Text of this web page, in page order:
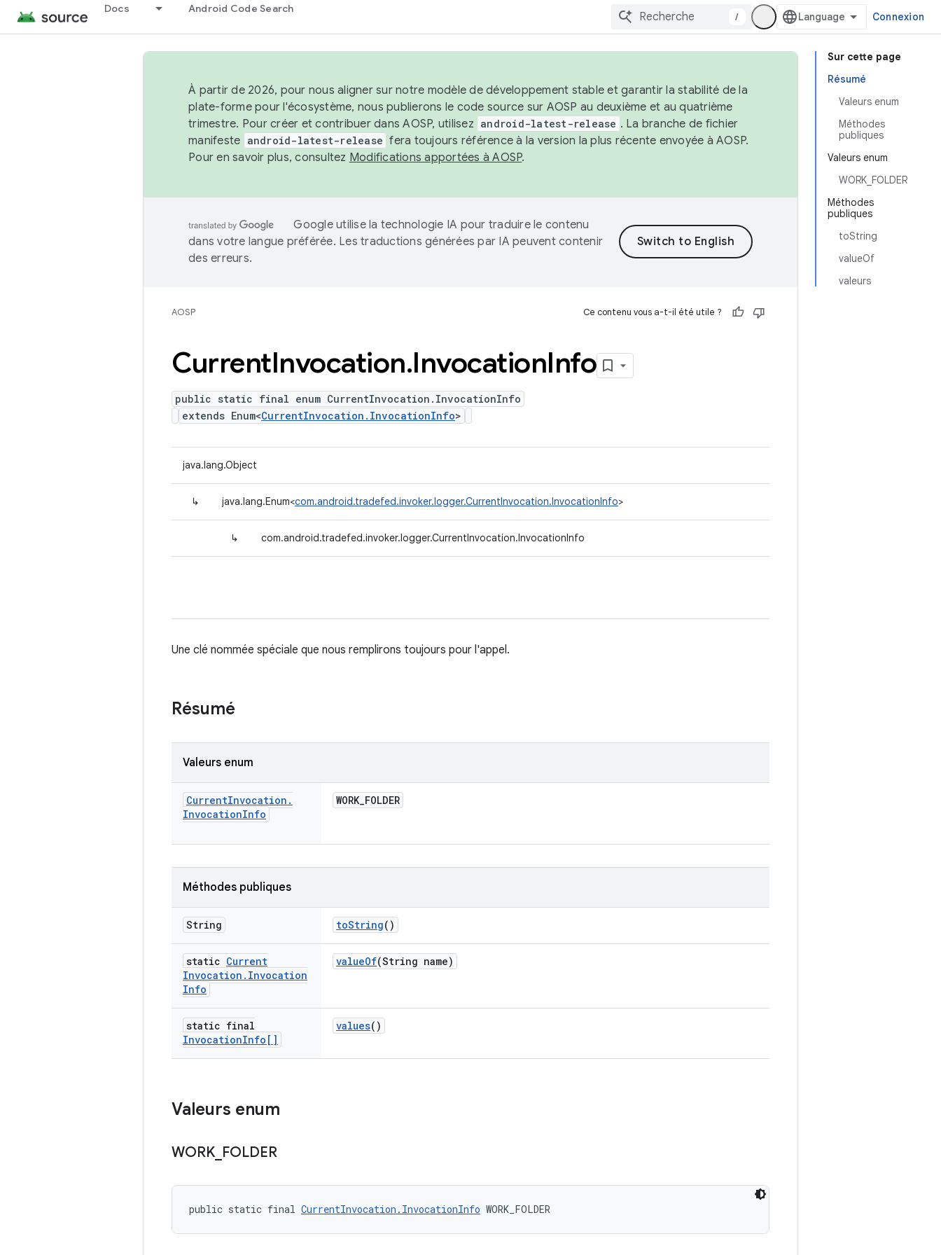
Docs Android Code Search
/ Connexion
Sur cette page
Résumé
Valeurs enum
Méthodes
publiques
Valeurs enum
WORK_FOLDER
Méthodes
publiques
toString
valueOf
valeurs
À partir de 2026, pour nous aligner sur notre modèle de développement stable et garantir la stabilité de la
plate-forme pour l'écosystème, nous publierons le code source sur AOSP au deuxième et au quatrième
trimestre. Pour créer et contribuer dans AOSP, utilisez android-latest-release . La branche de fichier
manifeste android-latest-release fera toujours référence à la version la plus récente envoyée à AOSP.
Pour en savoir plus, consultez Modifications apportées à AOSP.
Google utilise la technologie IA pour traduire le contenu
dans votre langue préférée. Les traductions générées par IA peuvent contenir
des erreurs.
AOSP Ce contenu vous a-t-il été utile ?
CurrentInvocation.InvocationInfo
public static final enum CurrentInvocation.InvocationInfo
extends Enum<CurrentInvocation.InvocationInfo>
java.lang.Object
↳ java.lang.Enum<com.android.tradefed.invoker.logger.CurrentInvocation.InvocationInfo>
↳ com.android.tradefed.invoker.logger.CurrentInvocation.InvocationInfo
Une clé nommée spéciale que nous remplirons toujours pour l'appel.
Résumé
Valeurs enum
CurrentInvocation .
InvocationInfo
WORK_FOLDER
Méthodes publiques
String toString()
static Current
Invocation . Invocation
Info
valueOf(String name)
static final
InvocationInfo[]
values()
Valeurs enum
WORK FOLDER
public static final CurrentInvocation.InvocationInfo WORK_FOLDER